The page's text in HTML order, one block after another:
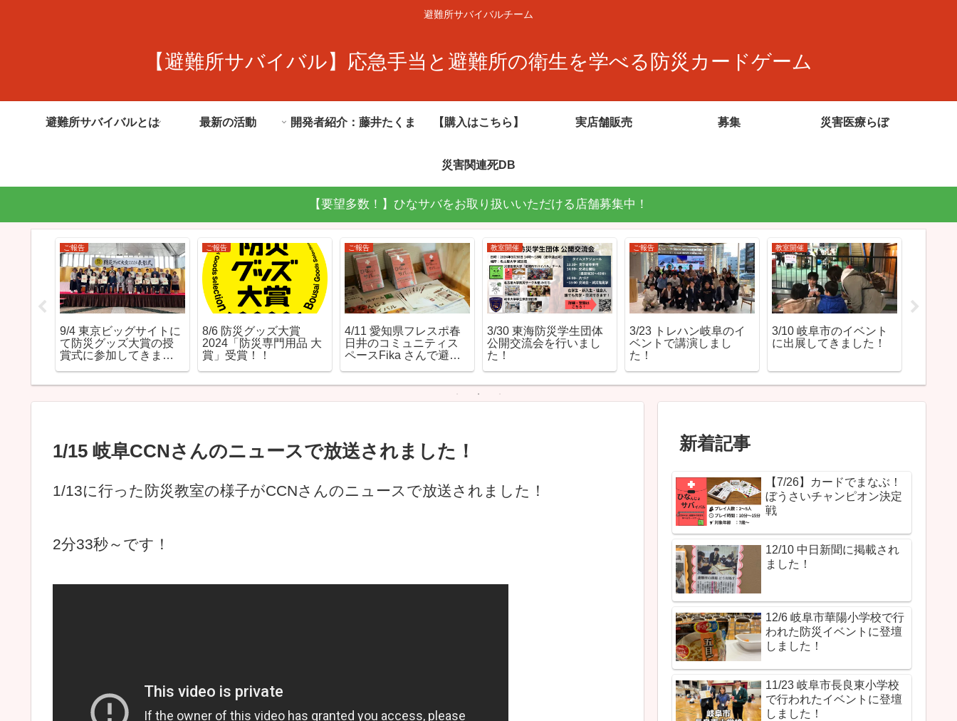
避難所サバイバルチーム
【避難所サバイバル】応急手当と避難所の衛生を学べる防災カードゲーム
避難所サバイバルとは 最新の活動 開発者紹介：藤井たくま 【購入はこちら】 実店舗販売 募集 災害医療らぼ
災害関連死DB
【要望多数！】ひなサバをお取り扱いいただける店舗募集中！
ご報告
9/4 東京ビッグサイトに
て防災グッズ大賞の授
賞式に参加してきまし
ご報告
8/6 防災グッズ大賞
2024「防災専門用品 大
賞」受賞！！
ご報告
4/11 愛知県フレスポ春
日井のコミュニティス
ペースFika さんで避難
教室開催
3/30 東海防災学生団体
公開交流会を行いまし
た！
ご報告
3/23 トレハン岐阜のイ
ベントで講演しまし
た！
教室開催
3/10 岐阜市のイベント
に出展してきました！
1/15 岐阜CCNさんのニュースで放送されました！
1/13に行った防災教室の様子がCCNさんのニュースで放送されました！
2分33秒～です！
新着記事
【7/26】カードでまなぶ！
ぼうさいチャンピオン決定
戦
12/10 中日新聞に掲載され
ました！
12/6 岐阜市華陽小学校で行
われた防災イベントに登壇
しました！
11/23 岐阜市長良東小学校
で行われたイベントに登壇
しました！